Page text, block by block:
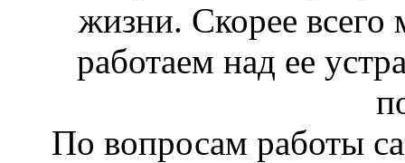
жизни. Скорее
работаем над ее
По вопросам работы